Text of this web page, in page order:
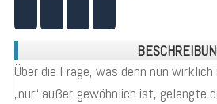
Über die Frage, was denn nun
„nur“ außer-gewöhnlich ist, gelangte